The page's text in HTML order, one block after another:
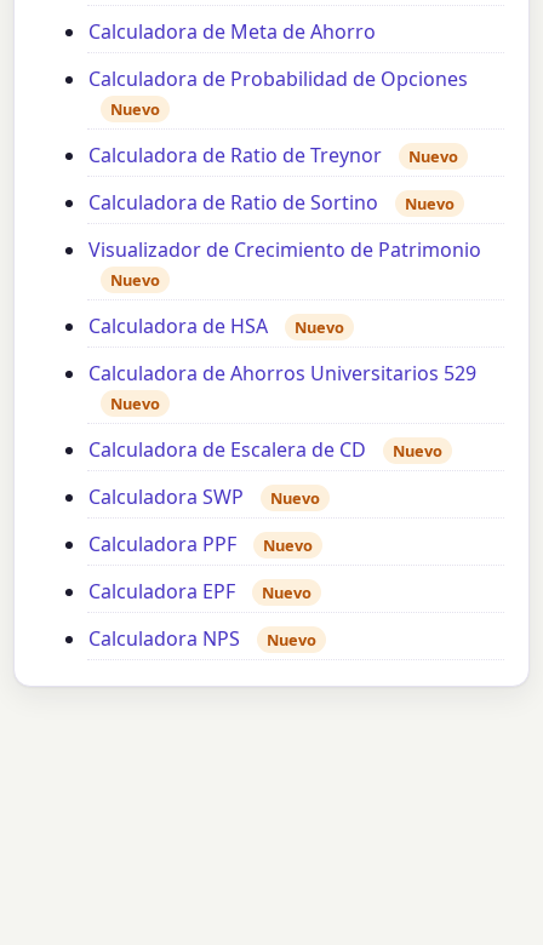
Calculadora de Meta de Ahorro
Calculadora de Probabilidad de Opciones
Nuevo
Calculadora de Ratio de Treynor Nuevo
Calculadora de Ratio de Sortino Nuevo
Visualizador de Crecimiento de Patrimonio
Nuevo
Calculadora de HSA Nuevo
Calculadora de Ahorros Universitarios 529
Nuevo
Calculadora de Escalera de CD Nuevo
Calculadora SWP Nuevo
Calculadora PPF Nuevo
Calculadora EPF Nuevo
Calculadora NPS Nuevo